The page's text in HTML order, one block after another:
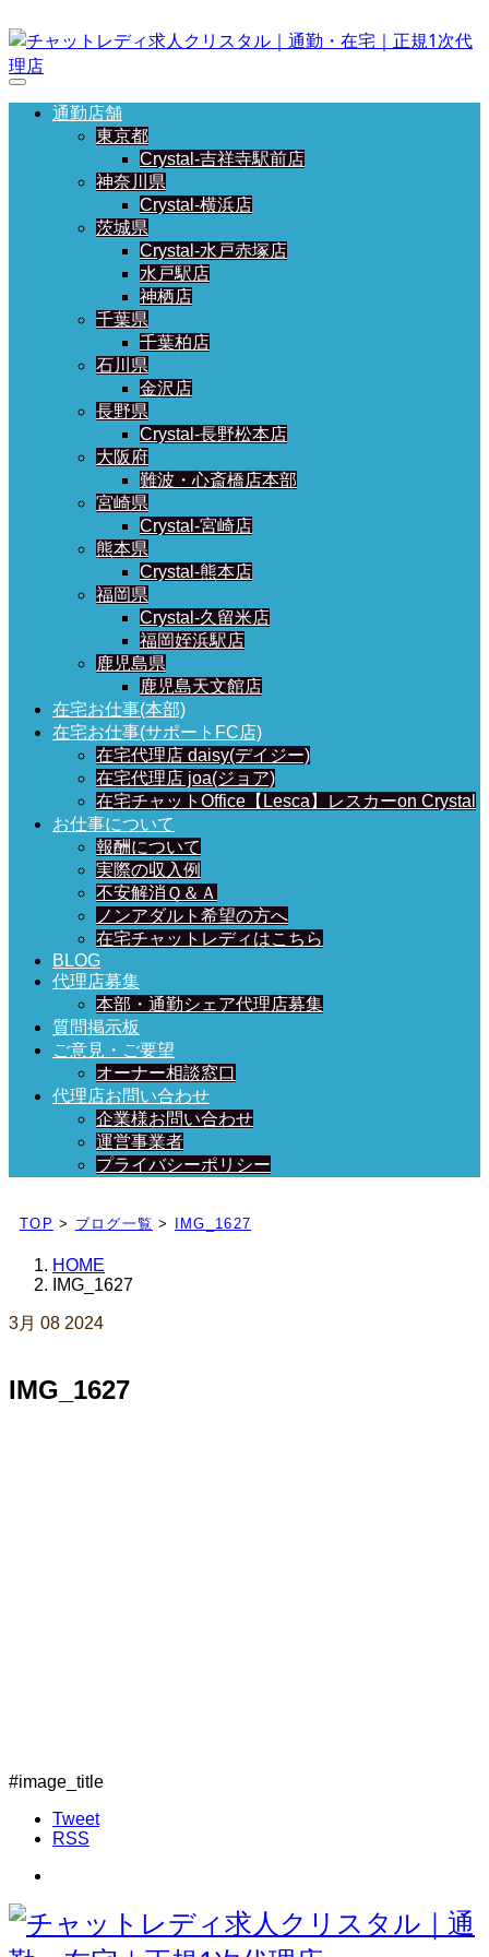
通勤店舗
東京都
Crystal-吉祥寺駅前店
神奈川県
Crystal-横浜店
茨城県
Crystal-水戸赤塚店
水戸駅店
神栖店
千葉県
千葉柏店
石川県
金沢店
長野県
Crystal-長野松本店
大阪府
難波・心斎橋店本部
宮崎県
Crystal-宮崎店
熊本県
Crystal-熊本店
福岡県
Crystal-久留米店
福岡姪浜駅店
鹿児島県
鹿児島天文館店
在宅お仕事(本部)
在宅お仕事(サポートFC店)
在宅代理店 daisy(デイジー)
在宅代理店 joa(ジョア)
在宅チャットOffice【Lesca】レスカーon Crystal
お仕事について
報酬について
実際の収入例
不安解消Ｑ＆Ａ
ノンアダルト希望の方へ
在宅チャットレディはこちら
BLOG
代理店募集
本部・通勤シェア代理店募集
質問掲示板
ご意見・ご要望
オーナー相談窓口
代理店お問い合わせ
企業様お問い合わせ
運営事業者
プライバシーポリシー
日々、ブログを更新中！
TOP > ブログ一覧 > IMG_1627
HOME
IMG_1627
3月 08 2024
IMG_1627
#image_title
Tweet
RSS